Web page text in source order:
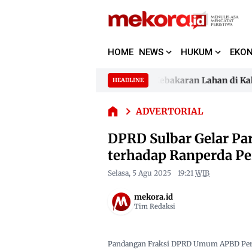
HOME NEWS HUKUM
HEADLINE
200 Juta Belum Dibayar Kebakaran Lahan di
200 Juta Belum Dibayar
ADVERTORIAL
DPRD Sulbar
Paripurna
Fraksi
Ranperda
Perubahan
APBD 2025
DPRD Sulbar Gelar
terhadap Ranperda
Selasa, 5 Agu 2025 19:21 WIB
mekora.id
Tim Redaksi
Pandangan Fraksi DPRD Umum APBD